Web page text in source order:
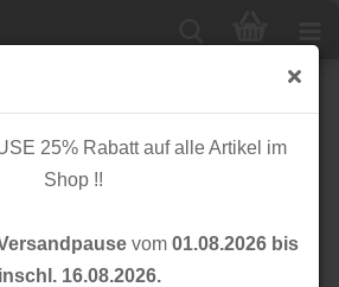
25% Rabatt auf alle Artikel im
Shop !!
vom 01.08.2026 bis
16.08.2026.
Deers, Rabbits & Owls